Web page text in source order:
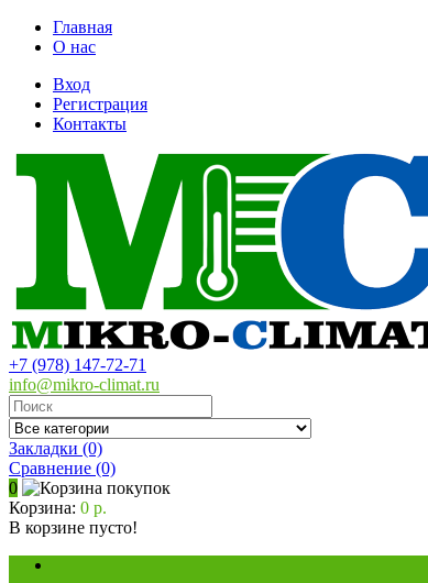
Главная
О нас
Вход
Регистрация
Контакты
+7 (978) 147-72-71
info@mikro-climat.ru
Закладки (0)
Сравнение (0)
0
Корзина: 0 р.
В корзине пусто!